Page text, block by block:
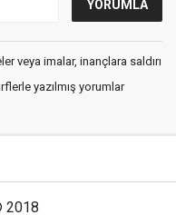
veya imalar, inançlara saldırı
yazılmış yorumlar
2018